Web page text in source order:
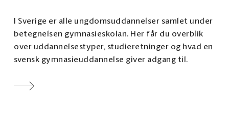
I Sverige er alle ungdomsuddannelser samlet under
betegnelsen gymnasieskolan. Her får du overblik
over uddannelsestyper, studieretninger og hvad en
svensk gymnasieuddannelse giver adgang til.